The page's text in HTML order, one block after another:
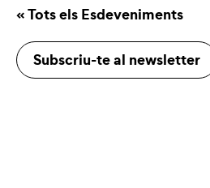
« Tots els Esdeveniments
Subscriu-te al newsletter